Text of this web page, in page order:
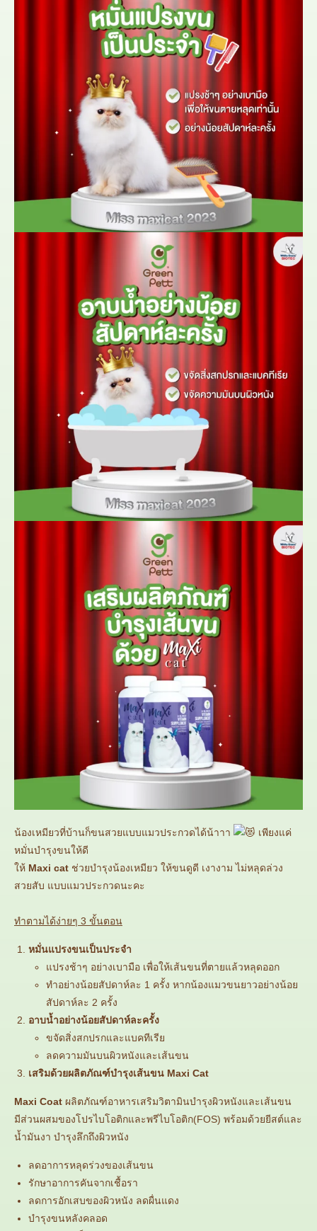
น้องเหมียวที่บ้านก็ขนสวยแบบแมวประกวดได้น้าาา
เพียงแค่
หมั่นบำรุงขนให้ดี
ให้ Maxi cat ช่วยบำรุงน้องเหมียว ให้ขนดูดี เงางาม ไม่หลุดล่วง
สวยสับ แบบแมวประกวดนะคะ
ทำตามได้ง่ายๆ 3 ขั้นตอน
หมั่นแปรงขนเป็นประจำ
แปรงช้าๆ อย่างเบามือ เพื่อให้เส้นขนที่ตายแล้วหลุดออก
ทำอย่างน้อยสัปดาห์ละ 1 ครั้ง หากน้องแมวขนยาวอย่างน้อย
สัปดาห์ละ 2 ครั้ง
อาบน้ำอย่างน้อยสัปดาห์ละครั้ง
ขจัดสิ่งสกปรกและแบคทีเรีย
ลดความมันบนผิวหนังและเส้นขน
เสริมด้วยผลิตภัณฑ์บำรุงเส้นขน Maxi Cat
Maxi Coat ผลิตภัณฑ์อาหารเสริมวิตามินบำรุงผิวหนังและเส้นขน
มีส่วนผสมของโปรไบโอติกและพรีไบโอติก(FOS) พร้อมด้วยยีสต์และ
น้ำมันงา บำรุงลึกถึงผิวหนัง
ลดอาการหลุดร่วงของเส้นขน
รักษาอาการคันจากเชื้อรา
ลดการอักเสบของผิวหนัง ลดผื่นแดง
บำรุงขนหลังคลอด